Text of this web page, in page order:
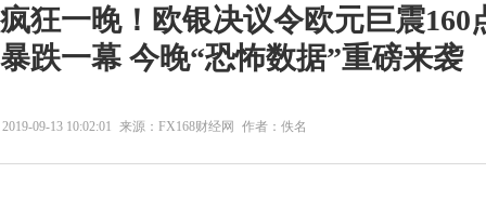
疯狂一晚！欧银决议令欧元巨震160
暴跌一幕 今晚“恐怖数据”重磅来袭
2019-09-13 10:02:01 来源：FX168财经网 作者：佚名